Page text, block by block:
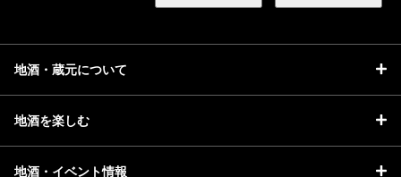
地酒・蔵元について
地酒を楽しむ
地酒・イベント情報